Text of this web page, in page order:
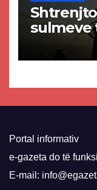
sulmeve
Portal informativ
e-gazeta do të
E-mail: